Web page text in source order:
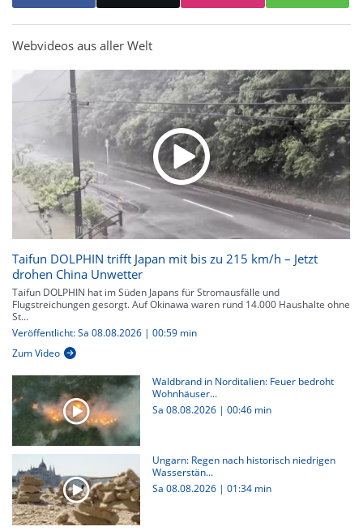
Webvideos aus aller Welt
Taifun DOLPHIN trifft Japan mit bis zu 215 km/h – Jetzt
drohen China Unwetter
Taifun DOLPHIN hat im Süden Japans für Stromausfälle und
Flugstreichungen gesorgt. Auf Okinawa waren rund 14.000 Haushalte ohne
St...
Veröffentlicht: Sa 08.08.2026 | 00:59 min
Zum Video
Waldbrand in Norditalien: Feuer bedroht
Wohnhäuser...
Sa 08.08.2026 | 00:46 min
Ungarn: Regen nach historisch niedrigen
Wasserstän...
Sa 08.08.2026 | 01:34 min